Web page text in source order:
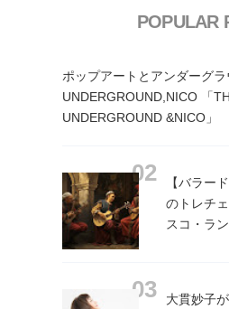
POPULAR
ポップアートとアンダーグ
UNDERGROUND,NICO 「
UNDERGROUND &NICO」
【バラー
のトレチ
スコ・ラ
大貫妙子